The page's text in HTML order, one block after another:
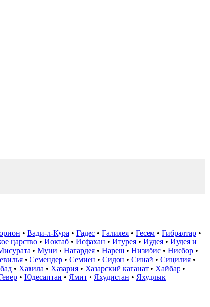
• Вади-л-Кура • Гадес • Галилея • Гесем • Гибралтар •
царство • Иоктаб • Исфахан • Итурея • Иудея • Иудея и
• Муни • Нагардея • Нареш • Низибис • Нисбор •
• Семендер • Семиен • Сидон • Синай • Сицилия •
• Хавила • Хазария • Хазарский каганат • Хайбар •
• Юдесаптан • Ямит • Яхудистан • Яхудлык